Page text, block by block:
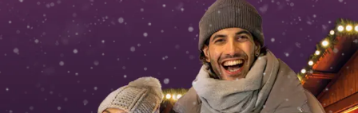
INT AT CH
DE
ES
FR UK
IE
IT